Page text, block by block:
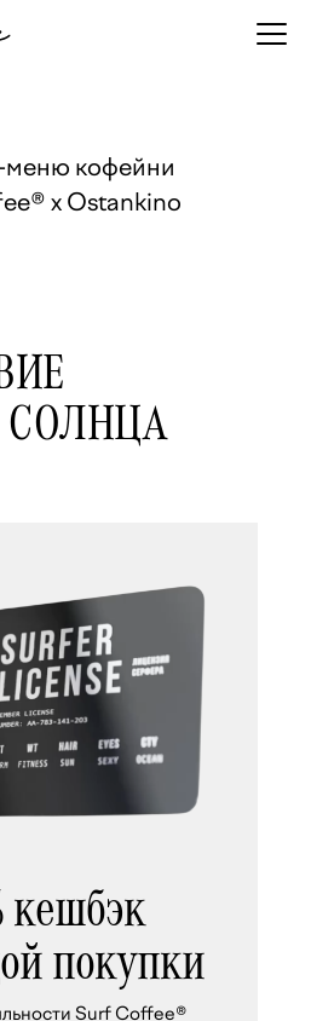
кофейни
x Ostankino
СОЛНЦА
кешбэк
покупки
Surf Coffee®